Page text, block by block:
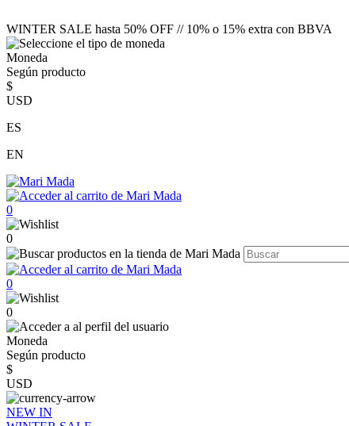
WINTER SALE hasta 50% OFF // 10% o 15% extra con BBVA
Moneda
Según producto
$
USD
ES
EN
0
0
0
0
Moneda
Según producto
$
USD
NEW IN